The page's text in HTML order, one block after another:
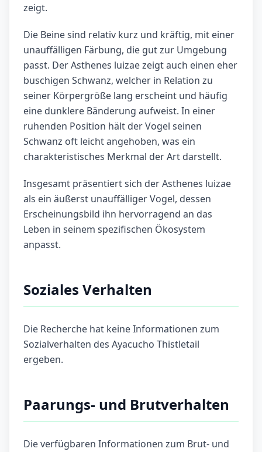
zeigt.
Die Beine sind relativ kurz und kräftig, mit einer
unauffälligen Färbung, die gut zur Umgebung
passt. Der Asthenes luizae zeigt auch einen eher
buschigen Schwanz, welcher in Relation zu
seiner Körpergröße lang erscheint und häufig
eine dunklere Bänderung aufweist. In einer
ruhenden Position hält der Vogel seinen
Schwanz oft leicht angehoben, was ein
charakteristisches Merkmal der Art darstellt.
Insgesamt präsentiert sich der Asthenes luizae
als ein äußerst unauffälliger Vogel, dessen
Erscheinungsbild ihn hervorragend an das
Leben in seinem spezifischen Ökosystem
anpasst.
Soziales Verhalten
Die Recherche hat keine Informationen zum
Sozialverhalten des Ayacucho Thistletail
ergeben.
Paarungs- und Brutverhalten
Die verfügbaren Informationen zum Brut- und